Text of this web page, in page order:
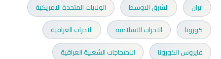
ايران الشرق الاوسط
الولايات المتحدة الامريكية
كورونا
الاحزاب الاسلامية
الاحزاب العراقية
فايروس الكورونا
الاحتجاجات الشعبية العراقية